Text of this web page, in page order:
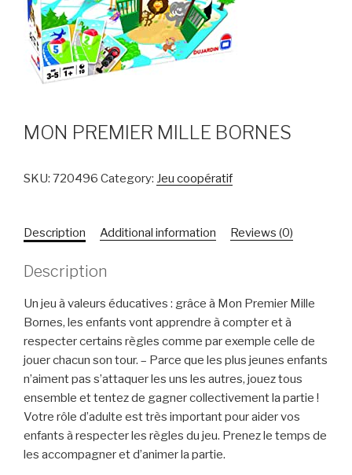
MON PREMIER MILLE BORNES
SKU: 720496 Category: Jeu coopératif
Description Additional information Reviews (0)
Description
Un jeu à valeurs éducatives : grâce à Mon Premier Mille
Bornes, les enfants vont apprendre à compter et à
respecter certains règles comme par exemple celle de
jouer chacun son tour. – Parce que les plus jeunes enfants
n’aiment pas s’attaquer les uns les autres, jouez tous
ensemble et tentez de gagner collectivement la partie !
Votre rôle d’adulte est très important pour aider vos
enfants à respecter les règles du jeu. Prenez le temps de
les accompagner et d’animer la partie.